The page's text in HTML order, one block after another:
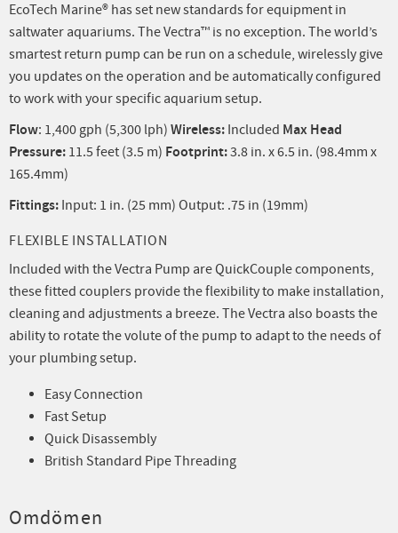
EcoTech Marine® has set new standards for equipment in
saltwater aquariums. The Vectra™ is no exception. The world’s
smartest return pump can be run on a schedule, wirelessly give
you updates on the operation and be automatically configured
to work with your specific aquarium setup.
Flow: 1,400 gph (5,300 lph) Wireless: Included Max Head
Pressure: 11.5 feet (3.5 m) Footprint:3.8 in. x 6.5 in. (98.4mm x
165.4mm)
Fittings: Input: 1 in. (25 mm) Output: .75 in (19mm)
FLEXIBLE INSTALLATION
Included with the Vectra Pump are QuickCouple components,
these fitted couplers provide the flexibility to make installation,
cleaning and adjustments a breeze. The Vectra also boasts the
ability to rotate the volute of the pump to adapt to the needs of
your plumbing setup.
Easy Connection
Fast Setup
Quick Disassembly
British Standard Pipe Threading
Omdömen